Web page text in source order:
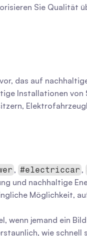
Sie Qualität
das auf
Installationen von
, #electriccar ,
und nachhaltige
Möglichkeit,
wenn jemand ein
wie schnell